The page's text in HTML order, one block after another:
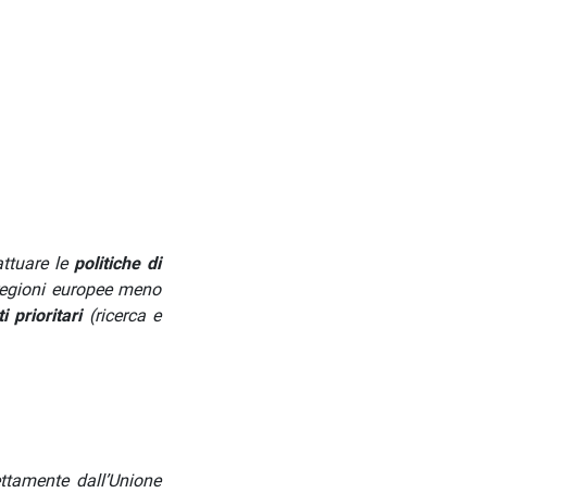
le politiche di
europee meno
prioritari(ricerca e
dall’Unione